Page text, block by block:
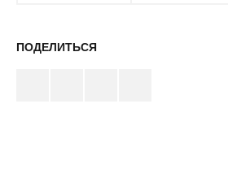
ПОДЕЛИТЬСЯ